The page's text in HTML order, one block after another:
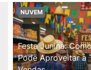
NUVEM
Festa Junina:
Pode Aproveitar a